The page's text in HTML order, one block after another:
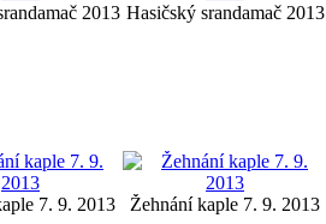
2013 Hasičský srandamač 2013
7. 9. 2013 Žehnání kaple 7. 9. 2013